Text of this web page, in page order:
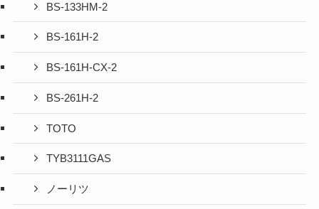
BS-133HM-2
BS-161H-2
BS-161H-CX-2
BS-261H-2
TOTO
TYB3111GAS
ノーリツ